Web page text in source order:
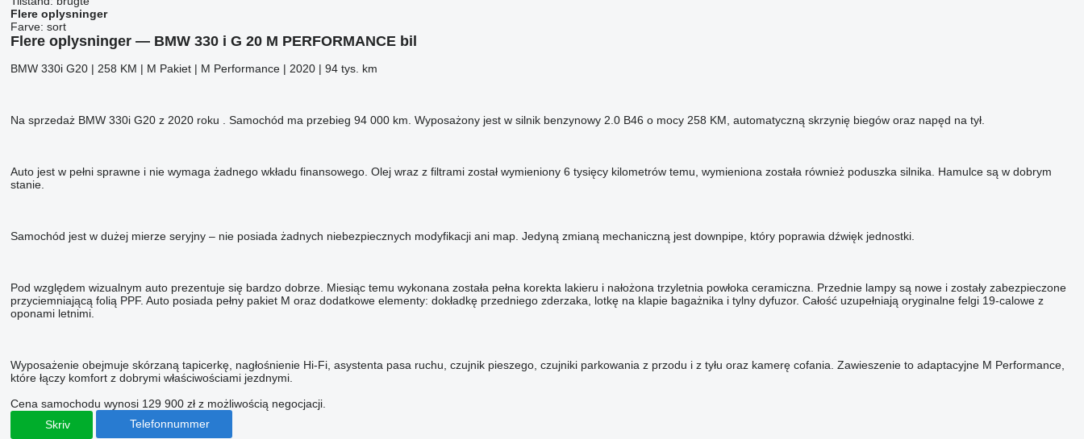
Flere oplysninger
Farve: sort
Flere oplysninger — BMW 330 i G 20 M PERFORMANCE bil
BMW 330i G20 | 258 KM | M Pakiet | M Performance | 2020 | 94 tys. km
Na sprzedaż BMW 330i G20 z 2020 roku . Samochód ma przebieg 94 000 km. Wyposażony jest w silnik benzynowy 2.0 B46 o mocy 258 KM, automatyczną skrzynię biegów oraz napęd na tył.
Auto jest w pełni sprawne i nie wymaga żadnego wkładu finansowego. Olej wraz z filtrami został wymieniony 6 tysięcy kilometrów temu, wymieniona została również poduszka silnika. Hamulce są w dobrym
stanie.
Samochód jest w dużej mierze seryjny – nie posiada żadnych niebezpiecznych modyfikacji ani map. Jedyną zmianą mechaniczną jest downpipe, który poprawia dźwięk jednostki.
Pod względem wizualnym auto prezentuje się bardzo dobrze. Miesiąc temu wykonana została pełna korekta lakieru i nałożona trzyletnia powłoka ceramiczna. Przednie lampy są nowe i zostały zabezpieczone
przyciemniającą folią PPF. Auto posiada pełny pakiet M oraz dodatkowe elementy: dokładkę przedniego zderzaka, lotkę na klapie bagażnika i tylny dyfuzor. Całość uzupełniają oryginalne felgi 19-calowe z
oponami letnimi.
Wyposażenie obejmuje skórzaną tapicerkę, nagłośnienie Hi-Fi, asystenta pasa ruchu, czujnik pieszego, czujniki parkowania z przodu i z tyłu oraz kamerę cofania. Zawieszenie to adaptacyjne M Performance,
które łączy komfort z dobrymi właściwościami jezdnymi.
Cena samochodu wynosi 129 900 zł z możliwością negocjacji.
Skriv
Telefonnummer